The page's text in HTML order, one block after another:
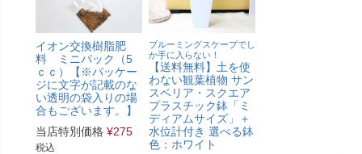
イオン交換樹脂肥
料 ミニパック（5
ｃｃ）【※パッケー
ジに文字が記載のな
い透明の袋入りの場
合もございます。】
当店特別価格 ¥275
税込
ブルーミングスケープでし
か手に入らない！
【送料無料】土を使
わない観葉植物 サン
スベリア・スクエア
プラスチック鉢「ミ
ディアムサイズ」＋
水位計付き 選べる鉢
色：ホワイト